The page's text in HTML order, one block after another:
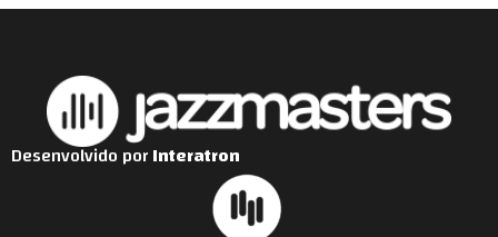
Desenvolvido porInteratron